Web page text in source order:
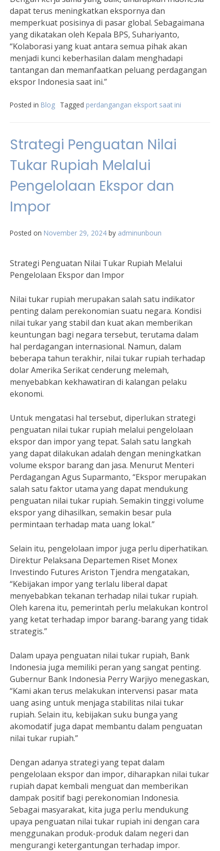
dapat terus meningkatkan ekspornya dan
memperkuat posisinya di pasar global. Sebagaimana
yang dikatakan oleh Kepala BPS, Suhariyanto,
“Kolaborasi yang kuat antara semua pihak akan
menjadi kunci keberhasilan dalam menghadapi
tantangan dan memanfaatkan peluang perdagangan
ekspor Indonesia saat ini.”
Posted in Blog Tagged perdangangan eksport saat ini
Strategi Penguatan Nilai
Tukar Rupiah Melalui
Pengelolaan Ekspor dan
Impor
Posted on November 29, 2024 by adminunboun
Strategi Penguatan Nilai Tukar Rupiah Melalui
Pengelolaan Ekspor dan Impor
Nilai tukar rupiah merupakan salah satu indikator
penting dalam perekonomian suatu negara. Kondisi
nilai tukar yang stabil dan kuat akan memberikan
keuntungan bagi negara tersebut, terutama dalam
hal perdagangan internasional. Namun, dalam
beberapa tahun terakhir, nilai tukar rupiah terhadap
dolar Amerika Serikat cenderung melemah,
menyebabkan kekhawatiran di kalangan pelaku
ekonomi.
Untuk mengatasi hal tersebut, diperlukan strategi
penguatan nilai tukar rupiah melalui pengelolaan
ekspor dan impor yang tepat. Salah satu langkah
yang dapat dilakukan adalah dengan meningkatkan
volume ekspor barang dan jasa. Menurut Menteri
Perdagangan Agus Suparmanto, “Ekspor merupakan
salah satu faktor utama yang dapat mendukung
penguatan nilai tukar rupiah. Semakin tinggi volume
ekspor yang dihasilkan, semakin besar pula
permintaan terhadap mata uang lokal.”
Selain itu, pengelolaan impor juga perlu diperhatikan.
Direktur Pelaksana Departemen Riset Monex
Investindo Futures Ariston Tjendra mengatakan,
“Kebijakan impor yang terlalu liberal dapat
menyebabkan tekanan terhadap nilai tukar rupiah.
Oleh karena itu, pemerintah perlu melakukan kontrol
yang ketat terhadap impor barang-barang yang tidak
strategis.”
Dalam upaya penguatan nilai tukar rupiah, Bank
Indonesia juga memiliki peran yang sangat penting.
Gubernur Bank Indonesia Perry Warjiyo menegaskan,
“Kami akan terus melakukan intervensi pasar mata
uang asing untuk menjaga stabilitas nilai tukar
rupiah. Selain itu, kebijakan suku bunga yang
akomodatif juga dapat membantu dalam penguatan
nilai tukar rupiah.”
Dengan adanya strategi yang tepat dalam
pengelolaan ekspor dan impor, diharapkan nilai tukar
rupiah dapat kembali menguat dan memberikan
dampak positif bagi perekonomian Indonesia.
Sebagai masyarakat, kita juga perlu mendukung
upaya penguatan nilai tukar rupiah ini dengan cara
menggunakan produk-produk dalam negeri dan
mengurangi ketergantungan terhadap impor.